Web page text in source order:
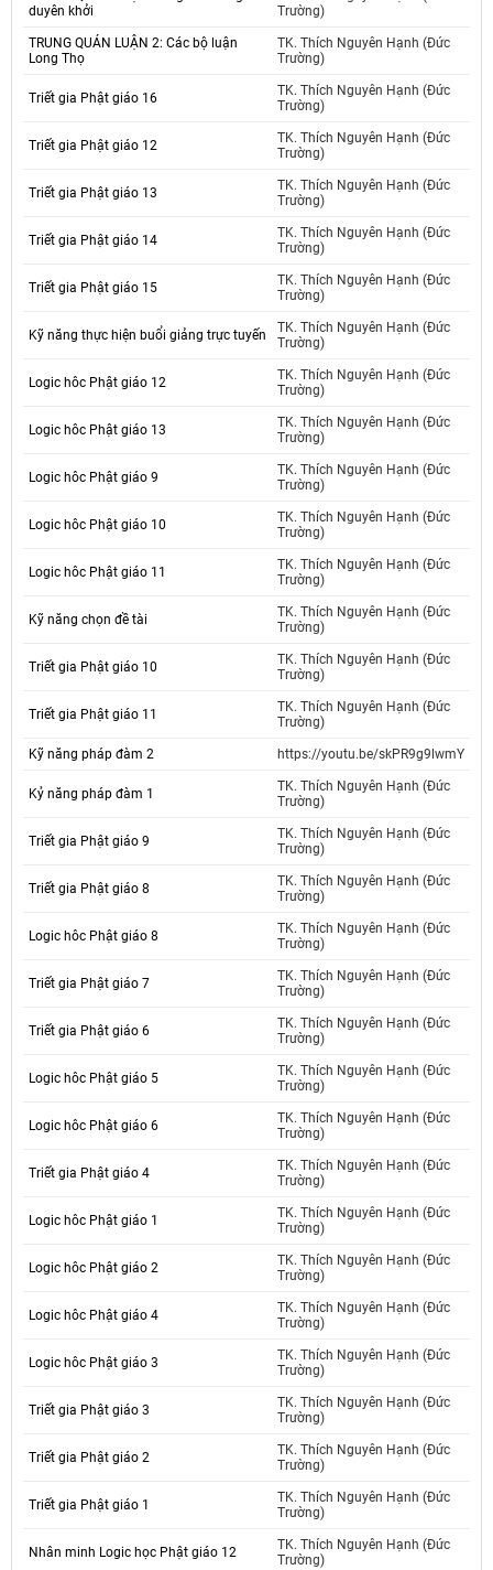
duyên khởi
Trường)
TRUNG QUÁN LUẬN 2: Các bộ luận
Long Thọ
TK. Thích Nguyên Hạnh (Đức
Trường)
Triết gia Phật giáo 16
TK. Thích Nguyên Hạnh (Đức
Trường)
Triết gia Phật giáo 12
TK. Thích Nguyên Hạnh (Đức
Trường)
Triết gia Phật giáo 13
TK. Thích Nguyên Hạnh (Đức
Trường)
Triết gia Phật giáo 14
TK. Thích Nguyên Hạnh (Đức
Trường)
Triết gia Phật giáo 15
TK. Thích Nguyên Hạnh (Đức
Trường)
Kỹ năng thực hiện buổi giảng trực tuyến
TK. Thích Nguyên Hạnh (Đức
Trường)
Logic hôc Phật giáo 12
TK. Thích Nguyên Hạnh (Đức
Trường)
Logic hôc Phật giáo 13
TK. Thích Nguyên Hạnh (Đức
Trường)
Logic hôc Phật giáo 9
TK. Thích Nguyên Hạnh (Đức
Trường)
Logic hôc Phật giáo 10
TK. Thích Nguyên Hạnh (Đức
Trường)
Logic hôc Phật giáo 11
TK. Thích Nguyên Hạnh (Đức
Trường)
Kỹ năng chọn đề tài
TK. Thích Nguyên Hạnh (Đức
Trường)
Triết gia Phật giáo 10
TK. Thích Nguyên Hạnh (Đức
Trường)
Triết gia Phật giáo 11
TK. Thích Nguyên Hạnh (Đức
Trường)
Kỹ năng pháp đàm 2 https://youtu.be/skPR9g9lwmY
Kỷ năng pháp đàm 1
TK. Thích Nguyên Hạnh (Đức
Trường)
Triết gia Phật giáo 9
TK. Thích Nguyên Hạnh (Đức
Trường)
Triết gia Phật giáo 8
TK. Thích Nguyên Hạnh (Đức
Trường)
Logic hôc Phật giáo 8
TK. Thích Nguyên Hạnh (Đức
Trường)
Triết gia Phật giáo 7
TK. Thích Nguyên Hạnh (Đức
Trường)
Triết gia Phật giáo 6
TK. Thích Nguyên Hạnh (Đức
Trường)
Logic hôc Phật giáo 5
TK. Thích Nguyên Hạnh (Đức
Trường)
Logic hôc Phật giáo 6
TK. Thích Nguyên Hạnh (Đức
Trường)
Triết gia Phật giáo 4
TK. Thích Nguyên Hạnh (Đức
Trường)
Logic hôc Phật giáo 1
TK. Thích Nguyên Hạnh (Đức
Trường)
Logic hôc Phật giáo 2
TK. Thích Nguyên Hạnh (Đức
Trường)
Logic hôc Phật giáo 4
TK. Thích Nguyên Hạnh (Đức
Trường)
Logic hôc Phật giáo 3
TK. Thích Nguyên Hạnh (Đức
Trường)
Triết gia Phật giáo 3
TK. Thích Nguyên Hạnh (Đức
Trường)
Triết gia Phật giáo 2
TK. Thích Nguyên Hạnh (Đức
Trường)
Triết gia Phật giáo 1
TK. Thích Nguyên Hạnh (Đức
Trường)
Nhân minh Logic học Phật giáo 12
TK. Thích Nguyên Hạnh (Đức
Trường)